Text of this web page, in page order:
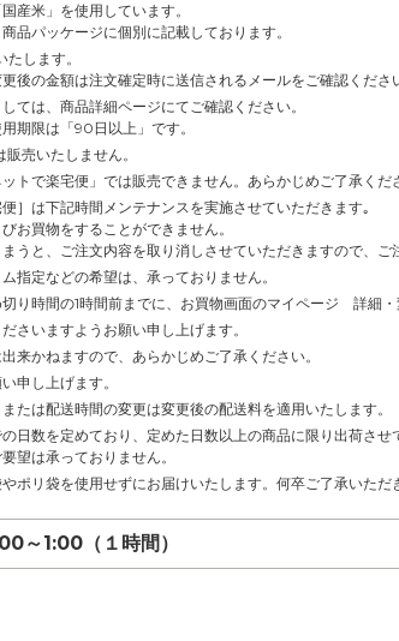
産米」を使用しています。
品パッケージに個別に記載しております。
します。
後の金額は注文確定時に送信されるメールをご確認くださ
ては、商品詳細ページにてご確認ください。
期限は「90日以上」です。
売いたしません。
トで楽宅便」では販売できません。あらかじめご了承くだ
］は下記時間メンテナンスを実施させていただきます｡
お買物をすることができません。
うと、ご注文内容を取り消しさせていただきますので、ご
指定などの希望は、承っておりません。
り時間の1時間前までに、お買物画面のマイページ 詳細
さいますようお願い申し上げます。
来かねますので、あらかじめご了承ください。
申し上げます。
たは配送時間の変更は変更後の配送料を適用いたします。
日数を定めており、定めた日数以上の商品に限り出荷させ
望は承っておりません。
ポリ袋を使用せずにお届けいたします。何卒ご了承いた
～1:00（１時間）